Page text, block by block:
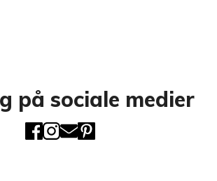
på sociale medier